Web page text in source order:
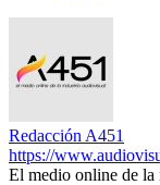
Redacción A451
https://
El medio online de la